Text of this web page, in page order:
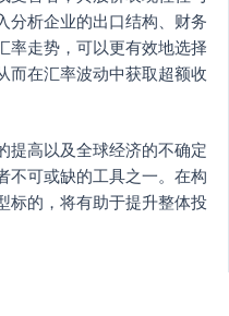
分析企业的出口结构、财务
率走势，可以更有效地选择
而在汇率波动中获取超额收
提高以及全球经济的不确定
不可或缺的工具之一。在构
标的，将有助于提升整体投